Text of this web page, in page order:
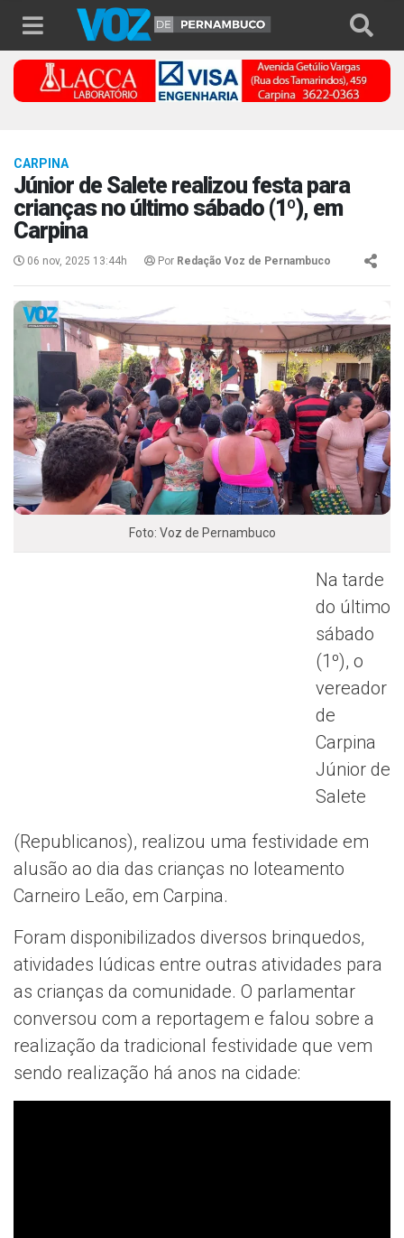
CARPINA
Júnior de Salete realizou festa para
crianças no último sábado (1º), em
Carpina
06 nov, 2025 13:44h Por Redação Voz de Pernambuco
Foto: Voz de Pernambuco
Na tarde
do último
sábado
(1º), o
vereador
de
Carpina
Júnior de
Salete
(Republicanos), realizou uma festividade em
alusão ao dia das crianças no loteamento
Carneiro Leão, em Carpina.
Foram disponibilizados diversos brinquedos,
atividades lúdicas entre outras atividades para
as crianças da comunidade. O parlamentar
conversou com a reportagem e falou sobre a
realização da tradicional festividade que vem
sendo realização há anos na cidade: